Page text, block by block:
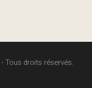
Tous droits réservés.